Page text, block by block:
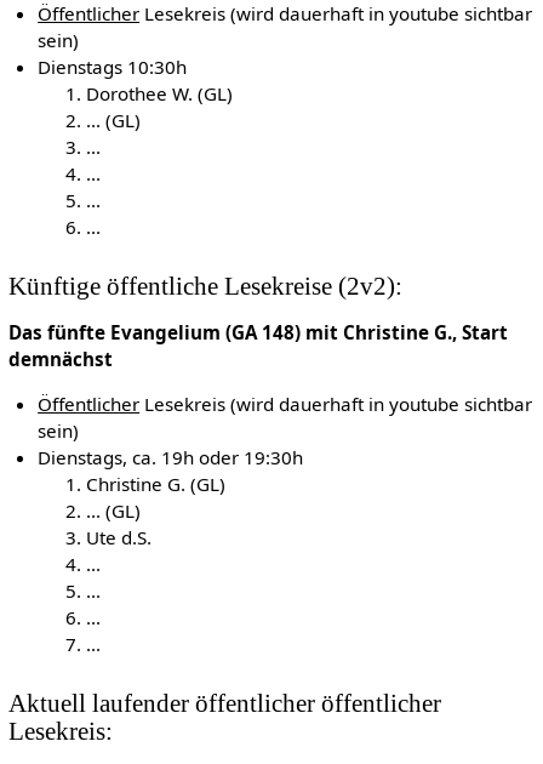
Öffentlicher Lesekreis (wird dauerhaft in youtube sichtbar
sein)
Dienstags 10:30h
Dorothee W. (GL)
... (GL)
...
...
...
...
Künftige öffentliche Lesekreise (2v2):
Das fünfte Evangelium (GA 148) mit Christine G., Start
demnächst
Öffentlicher Lesekreis (wird dauerhaft in youtube sichtbar
sein)
Dienstags, ca. 19h oder 19:30h
Christine G. (GL)
... (GL)
Ute d.S.
...
...
...
...
Aktuell laufender öffentlicher öffentlicher
Lesekreis: